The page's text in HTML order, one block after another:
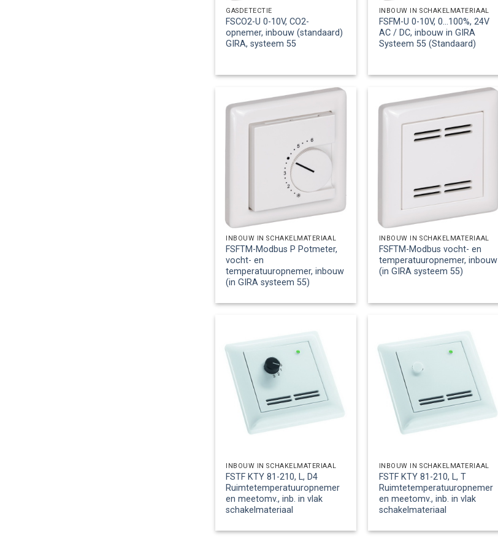
GASDETECTIE
FSCO2-U 0-10V, CO2-
opnemer, inbouw (standaard)
GIRA, systeem 55
INBOUW IN SCHAKELMATERIAAL
FSFM-U 0-10V, 0…100%, 24V
AC / DC, inbouw in GIRA
Systeem 55 (Standaard)
INBOUW IN SCHAKELMATERIAAL
FSFTM-Modbus P Potmeter,
vocht- en
temperatuuropnemer, inbouw
(in GIRA systeem 55)
INBOUW IN SCHAKELMATERIAAL
FSFTM-Modbus vocht- en
temperatuuropnemer, inbouw
(in GIRA systeem 55)
INBOUW IN SCHAKELMATERIAAL
FSTF KTY 81-210, L, D4
Ruimtetemperatuuropnemer
en meetomv., inb. in vlak
schakelmateriaal
INBOUW IN SCHAKELMATERIAAL
FSTF KTY 81-210, L, T
Ruimtetemperatuuropnemer
en meetomv., inb. in vlak
schakelmateriaal